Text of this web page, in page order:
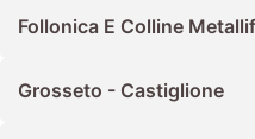
Follonica E Colline
Grosseto - Castiglione